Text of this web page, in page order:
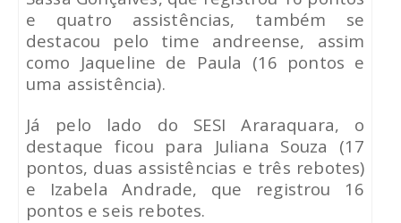
e quatro assistências, também se
destacou pelo time andreense, assim
como Jaqueline de Paula (16 pontos e
uma assistência).
Já pelo lado do SESI Araraquara, o
destaque ficou para Juliana Souza (17
pontos, duas assistências e três rebotes)
e Izabela Andrade, que registrou 16
pontos e seis rebotes.